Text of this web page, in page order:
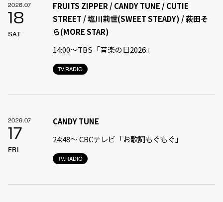
2026.07
18
SAT
TV.RADIO
FRUITS ZIPPER / CANDY TUNE / CUTIE
STREET / 塩川莉世(SWEET STEADY) / 萩田そ
ら(MORE STAR)
14:00〜TBS「音楽の日2026」
2026.07
17
FRI
TV.RADIO
CANDY TUNE
24:48〜 CBCテレビ「お歌詞もぐもぐ」